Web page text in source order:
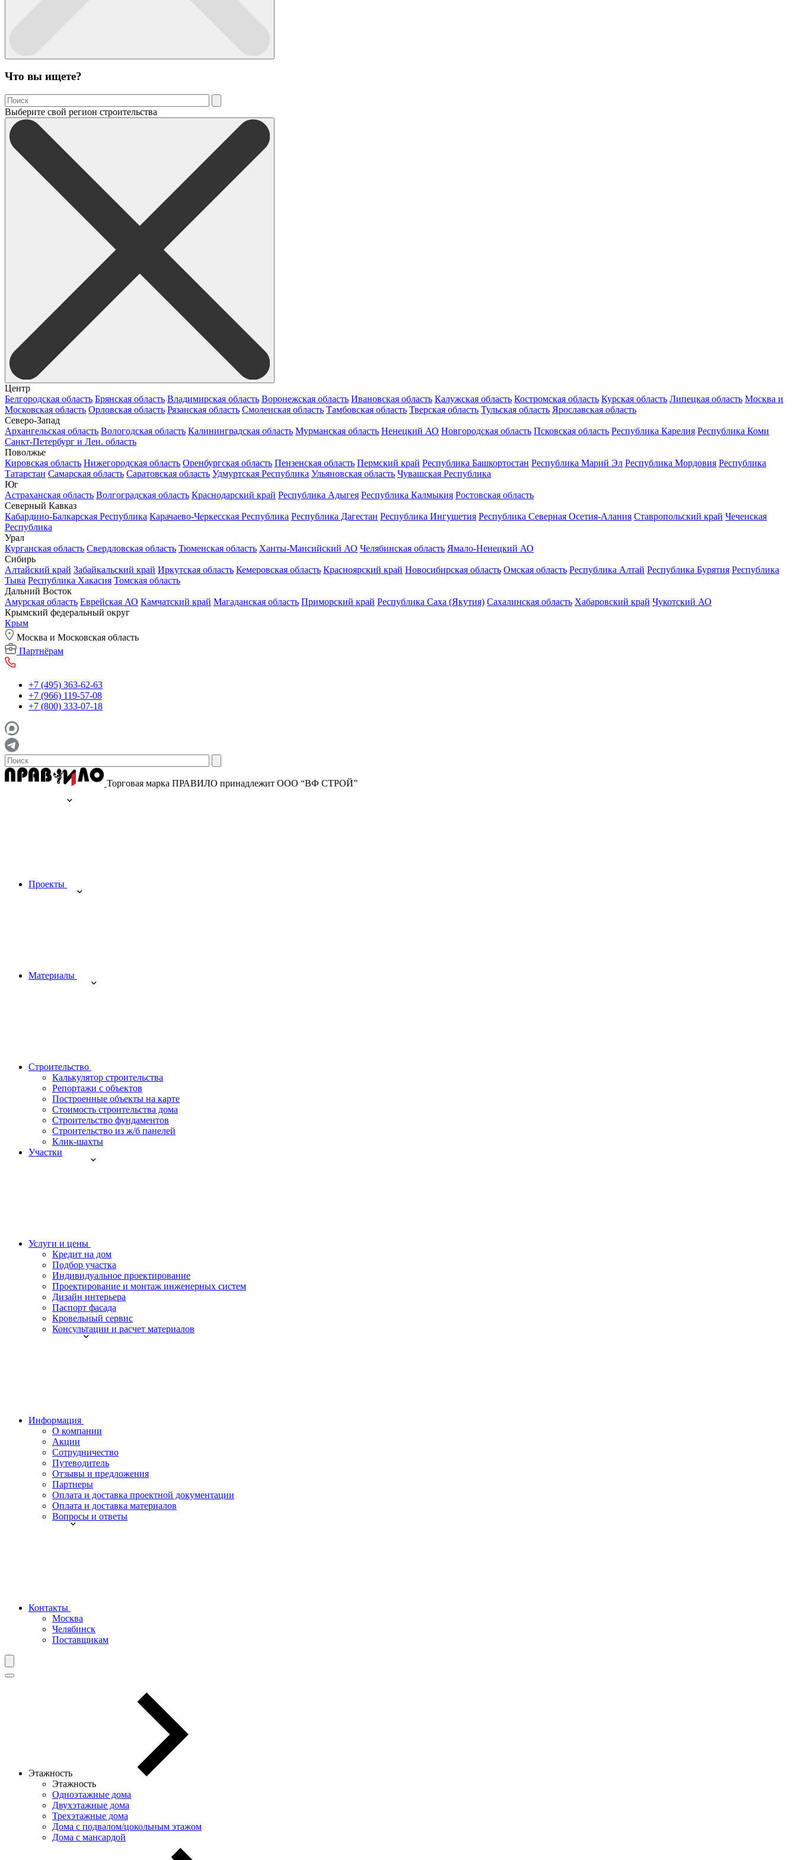
Что вы ищете?
Выберите свой регион строительства
Центр
Белгородская область Брянская область Владимирская область Воронежская область Ивановская область Калужская область Костромская область Курская область Липецкая область Москва и
Московская область Орловская область Рязанская область Смоленская область Тамбовская область Тверская область Тульская область Ярославская область
Северо-Запад
Архангельская область Вологодская область Калининградская область Мурманская область Ненецкий АО Новгородская область Псковская область Республика Карелия Республика Коми
Санкт-Петербург и Лен. область
Поволжье
Кировская область Нижегородская область Оренбургская область Пензенская область Пермский край Республика Башкортостан Республика Марий Эл Республика Мордовия Республика
Татарстан Самарская область Саратовская область Удмуртская Республика Ульяновская область Чувашская Республика
Юг
Астраханская область Волгоградская область Краснодарский край Республика Адыгея Республика Калмыкия Ростовская область
Северный Кавказ
Кабардино-Балкарская Республика Карачаево-Черкесская Республика Республика Дагестан Республика Ингушетия Республика Северная Осетия-Алания Ставропольский край Чеченская
Республика
Урал
Курганская область Свердловская область Тюменская область Ханты-Мансийский АО Челябинская область Ямало-Ненецкий АО
Сибирь
Алтайский край Забайкальский край Иркутская область Кемеровская область Красноярский край Новосибирская область Омская область Республика Алтай Республика Бурятия Республика
Тыва Республика Хакасия Томская область
Дальний Восток
Амурская область Еврейская АО Камчатский край Магаданская область Приморский край Республика Саха (Якутия) Сахалинская область Хабаровский край Чукотский АО
Крымский федеральный округ
Крым
Москва и Московская область
Партнёрам
+7 (495) 363-62-63
+7 (966) 119-57-08
+7 (800) 333-07-18
Торговая марка ПРАВИЛО принадлежит ООО “ВФ СТРОЙ”
Проекты
Материалы
Строительство
Калькулятор строительства
Репортажи с объектов
Построенные объекты на карте
Стоимость строительства дома
Строительство фундаментов
Строительство из ж/б панелей
Клик-шахты
Участки
Услуги и цены
Кредит на дом
Подбор участка
Индивидуальное проектирование
Проектирование и монтаж инженерных систем
Дизайн интерьера
Паспорт фасада
Кровельный сервис
Консультации и расчет материалов
Информация
О компании
Акции
Сотрудничество
Путеводитель
Отзывы и предложения
Партнеры
Оплата и доставка проектной документации
Оплата и доставка материалов
Вопросы и ответы
Контакты
Москва
Челябинск
Поставщикам
Этажность
Этажность
Одноэтажные дома
Двухэтажные дома
Трехэтажные дома
Дома с подвалом/цокольным этажом
Дома с мансардой